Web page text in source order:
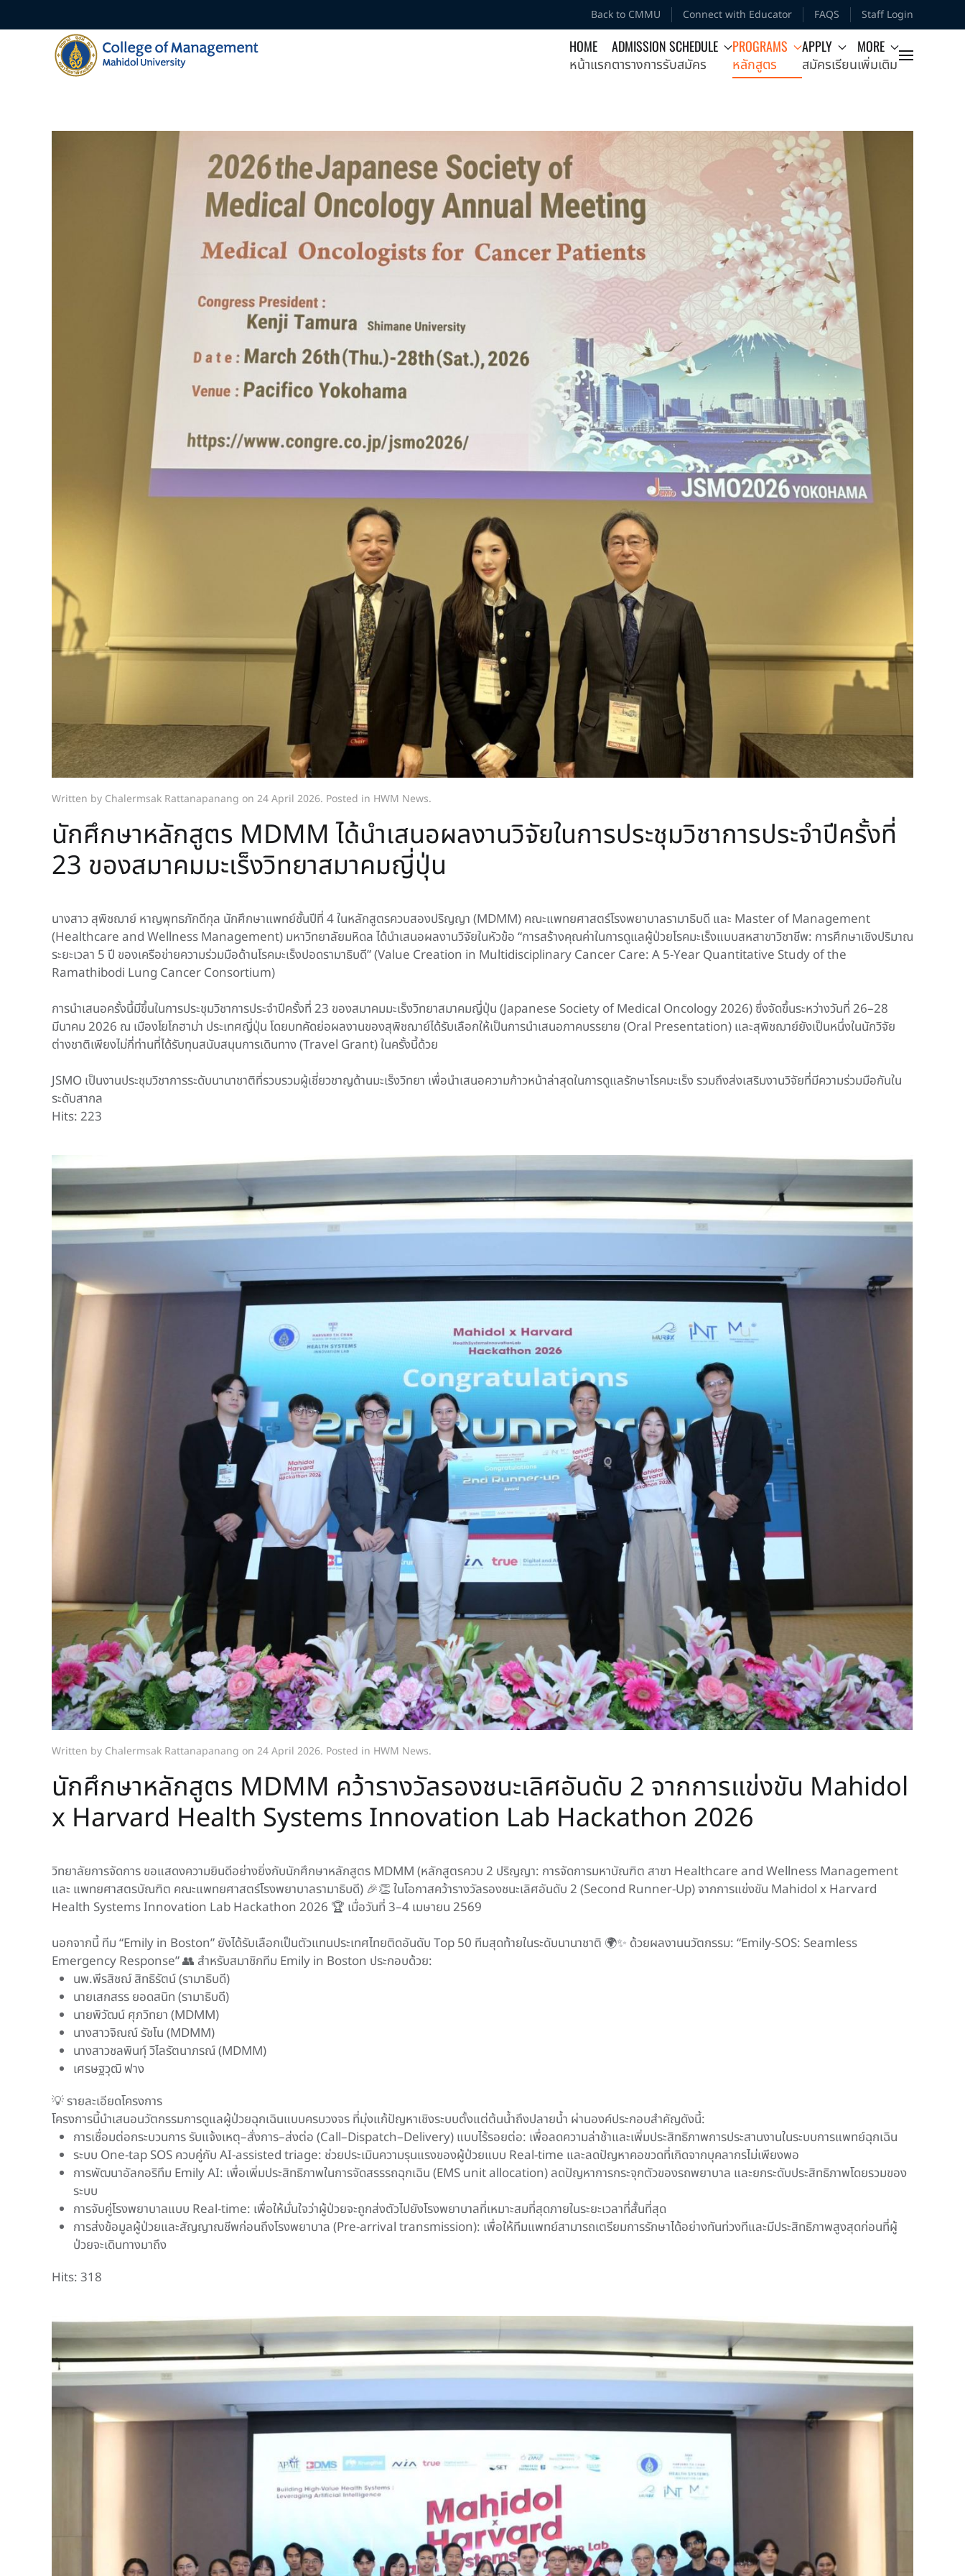
Back to CMMU Connect with Educator FAQS Staff Login
HOME
หน้าแรก
ADMISSION SCHEDULE
ตารางการรับสมัคร
PROGRAMS
หลักสูตร
APPLY
สมัครเรียน
MORE
เพิ่มเติม
Written by Chalermsak Rattanapanang on 24 April 2026. Posted in HWM News.
นักศึกษาหลักสูตร MDMM ได้นำเสนอผลงานวิจัยในการประชุมวิชาการประจำปีครั้งที่
23 ของสมาคมมะเร็งวิทยาสมาคมญี่ปุ่น
นางสาว สุพิชฌาย์ หาญพุทธภักดีกุล นักศึกษาแพทย์ชั้นปีที่ 4 ในหลักสูตรควบสองปริญญา (MDMM) คณะแพทยศาสตร์โรงพยาบาลรามาธิบดี และ Master of Management
(Healthcare and Wellness Management) มหาวิทยาลัยมหิดล ได้นำเสนอผลงานวิจัยในหัวข้อ “การสร้างคุณค่าในการดูแลผู้ป่วยโรคมะเร็งแบบสหสาขาวิชาชีพ: การศึกษาเชิงปริมาณ
ระยะเวลา 5 ปี ของเครือข่ายความร่วมมือด้านโรคมะเร็งปอดรามาธิบดี” (Value Creation in Multidisciplinary Cancer Care: A 5-Year Quantitative Study of the
Ramathibodi Lung Cancer Consortium)
การนำเสนอครั้งนี้มีขึ้นในการประชุมวิชาการประจำปีครั้งที่ 23 ของสมาคมมะเร็งวิทยาสมาคมญี่ปุ่น (Japanese Society of Medical Oncology 2026) ซึ่งจัดขึ้นระหว่างวันที่ 26–28
มีนาคม 2026 ณ เมืองโยโกฮาม่า ประเทศญี่ปุ่น โดยบทคัดย่อผลงานของสุพิชฌาย์ได้รับเลือกให้เป็นการนำเสนอภาคบรรยาย (Oral Presentation) และสุพิชฌาย์ยังเป็นหนึ่งในนักวิจัย
ต่างชาติเพียงไม่กี่ท่านที่ได้รับทุนสนับสนุนการเดินทาง (Travel Grant) ในครั้งนี้ด้วย
JSMO เป็นงานประชุมวิชาการระดับนานาชาติที่รวบรวมผู้เชี่ยวชาญด้านมะเร็งวิทยา เพื่อนำเสนอความก้าวหน้าล่าสุดในการดูแลรักษาโรคมะเร็ง รวมถึงส่งเสริมงานวิจัยที่มีความร่วมมือกันใน
ระดับสากล
Hits: 223
Written by Chalermsak Rattanapanang on 24 April 2026. Posted in HWM News.
นักศึกษาหลักสูตร MDMM คว้ารางวัลรองชนะเลิศอันดับ 2 จากการแข่งขัน Mahidol
x Harvard Health Systems Innovation Lab Hackathon 2026
วิทยาลัยการจัดการ ขอแสดงความยินดีอย่างยิ่งกับนักศึกษาหลักสูตร MDMM (หลักสูตรควบ 2 ปริญญา: การจัดการมหาบัณฑิต สาขา Healthcare and Wellness Management
และ แพทยศาสตรบัณฑิต คณะแพทยศาสตร์โรงพยาบาลรามาธิบดี) 🎉👏 ในโอกาสคว้ารางวัลรองชนะเลิศอันดับ 2 (Second Runner-Up) จากการแข่งขัน Mahidol x Harvard
Health Systems Innovation Lab Hackathon 2026 🏆 เมื่อวันที่ 3–4 เมษายน 2569
นอกจากนี้ ทีม “Emily in Boston” ยังได้รับเลือกเป็นตัวแทนประเทศไทยติดอันดับ Top 50 ทีมสุดท้ายในระดับนานาชาติ 🌍✨ ด้วยผลงานนวัตกรรม: “Emily-SOS: Seamless
Emergency Response” 👥 สำหรับสมาชิกทีม Emily in Boston ประกอบด้วย:
นพ.พีรสิชฌ์ สิทธิรัตน์ (รามาธิบดี)
นายเสกสรร ยอดสนิท (รามาธิบดี)
นายพิวัฒน์ ศุภวิทยา (MDMM)
นางสาวจิณณ์ รัชโน (MDMM)
นางสาวชลพินทุ์ วิไลรัตนาภรณ์ (MDMM)
เศรษฐวุฒิ ฟาง
💡 รายละเอียดโครงการ
โครงการนี้นำเสนอนวัตกรรมการดูแลผู้ป่วยฉุกเฉินแบบครบวงจร ที่มุ่งแก้ปัญหาเชิงระบบตั้งแต่ต้นน้ำถึงปลายน้ำ ผ่านองค์ประกอบสำคัญดังนี้:
การเชื่อมต่อกระบวนการ รับแจ้งเหตุ–สั่งการ–ส่งต่อ (Call–Dispatch–Delivery) แบบไร้รอยต่อ: เพื่อลดความล่าช้าและเพิ่มประสิทธิภาพการประสานงานในระบบการแพทย์ฉุกเฉิน
ระบบ One-tap SOS ควบคู่กับ AI-assisted triage: ช่วยประเมินความรุนแรงของผู้ป่วยแบบ Real-time และลดปัญหาคอขวดที่เกิดจากบุคลากรไม่เพียงพอ
การพัฒนาอัลกอริทึม Emily AI: เพื่อเพิ่มประสิทธิภาพในการจัดสรรรถฉุกเฉิน (EMS unit allocation) ลดปัญหาการกระจุกตัวของรถพยาบาล และยกระดับประสิทธิภาพโดยรวมของ
ระบบ
การจับคู่โรงพยาบาลแบบ Real-time: เพื่อให้มั่นใจว่าผู้ป่วยจะถูกส่งตัวไปยังโรงพยาบาลที่เหมาะสมที่สุดภายในระยะเวลาที่สั้นที่สุด
การส่งข้อมูลผู้ป่วยและสัญญาณชีพก่อนถึงโรงพยาบาล (Pre-arrival transmission): เพื่อให้ทีมแพทย์สามารถเตรียมการรักษาได้อย่างทันท่วงทีและมีประสิทธิภาพสูงสุดก่อนที่ผู้
ป่วยจะเดินทางมาถึง
Hits: 318